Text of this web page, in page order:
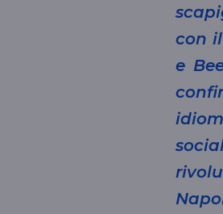
con
e